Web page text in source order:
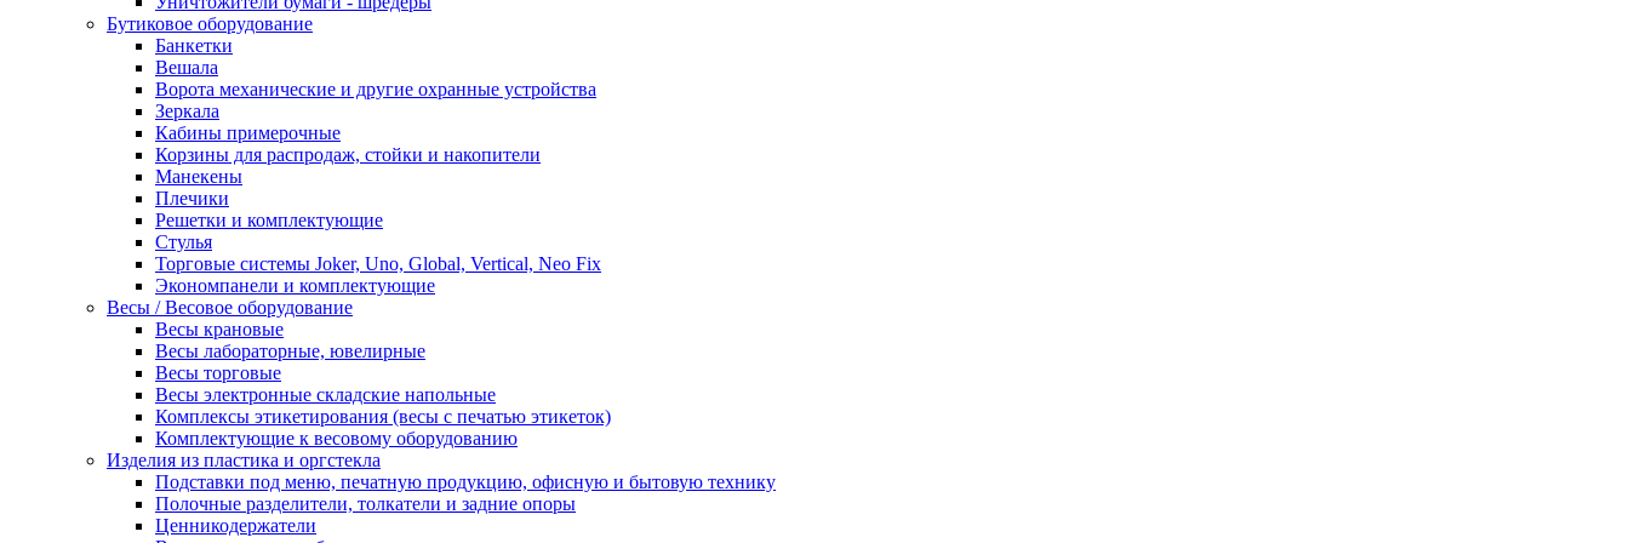
Бутиковое оборудование
Банкетки
Вешала
Ворота механические и другие охранные устройства
Зеркала
Кабины примерочные
Корзины для распродаж, стойки и накопители
Манекены
Плечики
Решетки и комплектующие
Стулья
Торговые системы Joker, Uno, Global, Vertical, Neo Fix
Экономпанели и комплектующие
Весы / Весовое оборудование
Весы крановые
Весы лабораторные, ювелирные
Весы торговые
Весы электронные складские напольные
Комплексы этикетирования (весы с печатью этикеток)
Комплектующие к весовому оборудованию
Изделия из пластика и оргстекла
Подставки под меню, печатную продукцию, офисную и бытовую технику
Полочные разделители, толкатели и задние опоры
Ценникодержатели